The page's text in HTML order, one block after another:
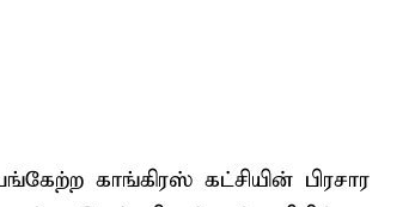
காங்கிரஸ் கட்சியின் பிரசார